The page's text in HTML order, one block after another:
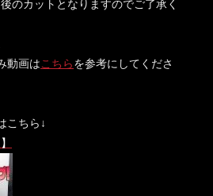
のカットとなりますのでご了承く
動画はこちらを参考にしてくださ
こちら↓